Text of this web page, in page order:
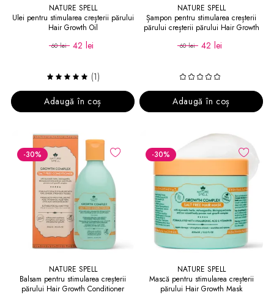
NATURE SPELL
Ulei pentru stimularea creșterii părului
Hair Growth Oil
60 lei 42 lei
(1)
Adaugă în coș
NATURE SPELL
Șampon pentru stimularea creșterii
părului creșterii părului Hair Growth
60 lei 42 lei
Adaugă în coș
-30%
NATURE SPELL
Balsam pentru stimularea creșterii
părului Hair Growth Conditioner
-30%
NATURE SPELL
Mască pentru stimularea creșterii
părului Hair Growth Mask